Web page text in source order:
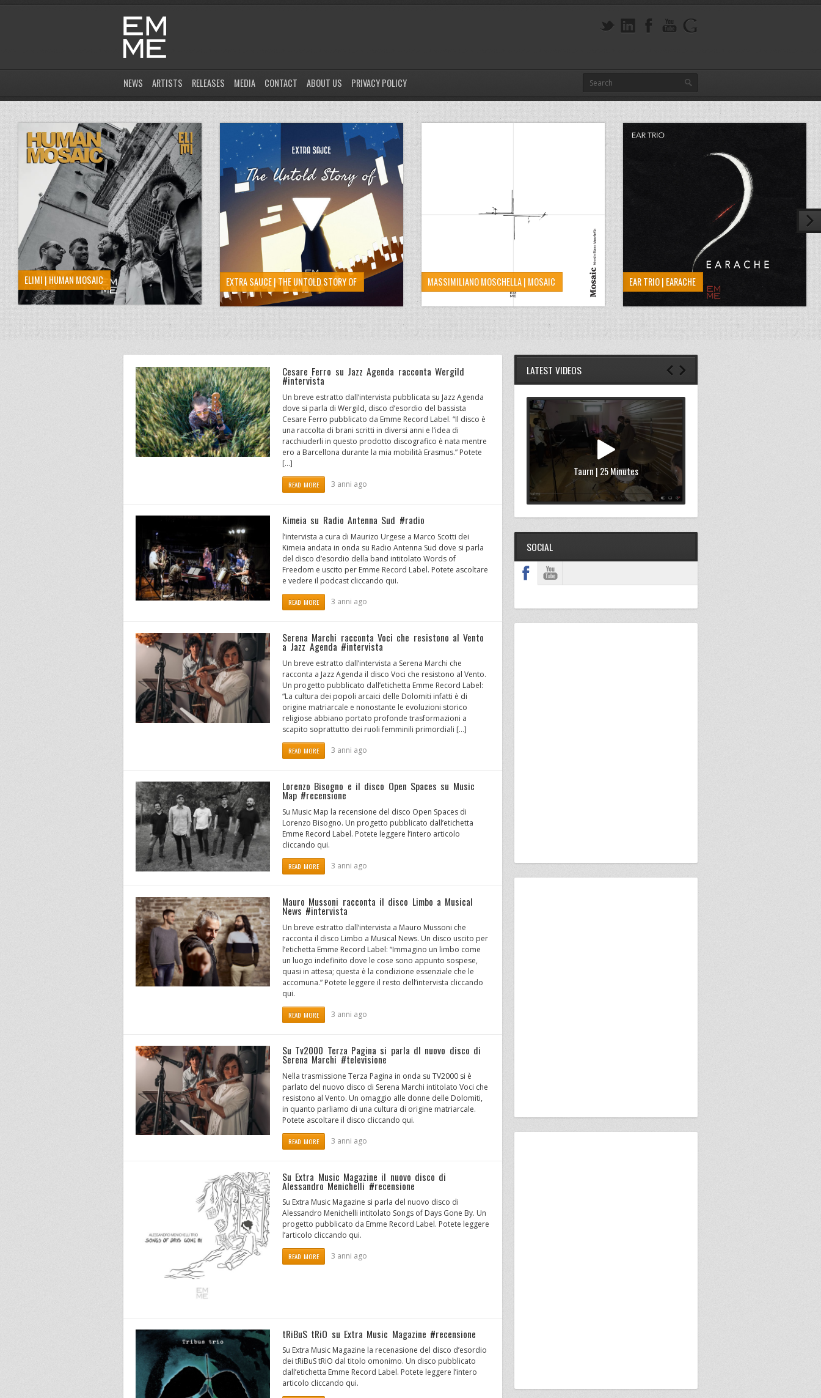
NEWS ARTISTS RELEASES MEDIA CONTACT ABOUT US PRIVACY POLICY
ELIMI | HUMAN MOSAIC EXTRA SAUCE | THE UNTOLD STORY OF MASSIMILIANO MOSCHELLA | MOSAIC EAR TRIO | EARACHE
Cesare Ferro su Jazz Agenda racconta Wergild
#intervista
Un breve estratto dall’intervista pubblicata su Jazz Agenda
dove si parla di Wergild, disco d’esordio del bassista
Cesare Ferro pubblicato da Emme Record Label. “Il disco è
una raccolta di brani scritti in diversi anni e l’idea di
racchiuderli in questo prodotto discografico è nata mentre
ero a Barcellona durante la mia mobilità Erasmus.” Potete
[…]
READ MORE 3 anni ago
Kimeia su Radio Antenna Sud #radio
l’intervista a cura di Maurizo Urgese a Marco Scotti dei
Kimeia andata in onda su Radio Antenna Sud dove si parla
del disco d’esordio della band intitolato Words of
Freedom e uscito per Emme Record Label. Potete ascoltare
e vedere il podcast cliccando qui.
READ MORE 3 anni ago
Serena Marchi racconta Voci che resistono al Vento
a Jazz Agenda #intervista
Un breve estratto dall’intervista a Serena Marchi che
racconta a Jazz Agenda il disco Voci che resistono al Vento.
Un progetto pubblicato dall’etichetta Emme Record Label:
“La cultura dei popoli arcaici delle Dolomiti infatti è di
origine matriarcale e nonostante le evoluzioni storico
religiose abbiano portato profonde trasformazioni a
scapito soprattutto dei ruoli femminili primordiali […]
READ MORE 3 anni ago
Lorenzo Bisogno e il disco Open Spaces su Music
Map #recensione
Su Music Map la recensione del disco Open Spaces di
Lorenzo Bisogno. Un progetto pubblicato dall’etichetta
Emme Record Label. Potete leggere l’intero articolo
cliccando qui.
READ MORE 3 anni ago
Mauro Mussoni racconta il disco Limbo a Musical
News #intervista
Un breve estratto dall’intervista a Mauro Mussoni che
racconta il disco Limbo a Musical News. Un disco uscito per
l’etichetta Emme Record Label: “Immagino un limbo come
un luogo indefinito dove le cose sono appunto sospese,
quasi in attesa; questa è la condizione essenziale che le
accomuna.” Potete leggere il resto dell’intervista cliccando
qui.
READ MORE 3 anni ago
Su Tv2000 Terza Pagina si parla dl nuovo disco di
Serena Marchi #televisione
Nella trasmissione Terza Pagina in onda su TV2000 si è
parlato del nuovo disco di Serena Marchi intitolato Voci che
resistono al Vento. Un omaggio alle donne delle Dolomiti,
in quanto parliamo di una cultura di origine matriarcale.
Potete ascoltare il disco cliccando qui.
READ MORE 3 anni ago
Su Extra Music Magazine il nuovo disco di
Alessandro Menichelli #recensione
Su Extra Music Magazine si parla del nuovo disco di
Alessandro Menichelli intitolato Songs of Days Gone By. Un
progetto pubblicato da Emme Record Label. Potete leggere
l’articolo cliccando qui.
READ MORE 3 anni ago
tRiBuS tRiO su Extra Music Magazine #recensione
Su Extra Music Magazine la recenasione del disco d’esordio
dei tRiBuS tRiO dal titolo omonimo. Un disco pubblicato
dall’etichetta Emme Record Label. Potete leggere l’intero
articolo cliccando qui.
LATEST VIDEOS
Taurn | 25 Minutes
SOCIAL